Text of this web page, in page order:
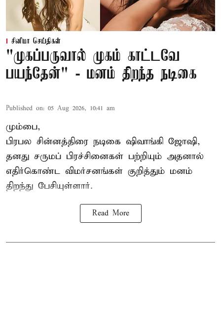
சினிமா செய்திகள்
"முகப்பருவால் முகம் காட்டவே
பயந்தேன்" - மனம் திறந்த நடிகை
Published on: 05 Aug 2026, 10:41 am
மும்பை,
பிரபல சின்னத்திரை நடிகை ஷிவாங்கி ஜோஷி,
தனது சருமப் பிரச்சினைகள் பற்றியும் அதனால்
எதிர்கொண்ட விமர்சனங்கள் குறித்தும் மனம்
திறந்து பேசியுள்ளார்.
Read More